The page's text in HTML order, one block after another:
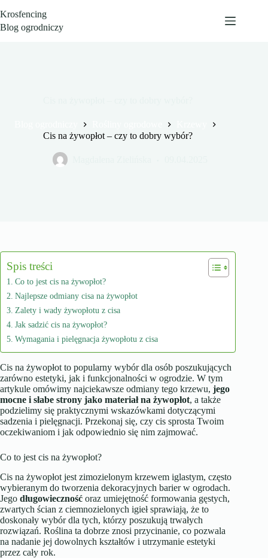
do
treści
Krosfencing
Blog ogrodniczy
Cis na żywopłot – czy to dobry wybór?
Spis treści
Co to jest cis na żywopłot?
Najlepsze odmiany cisa na żywopłot
Zalety i wady żywopłotu z cisa
Jak sadzić cis na żywopłot?
Wymagania i pielęgnacja żywopłotu z cisa
Cis na żywopłot to popularny wybór dla osób poszukujących
zarówno estetyki, jak i funkcjonalności w ogrodzie. W tym
artykule omówimy najciekawsze odmiany tego krzewu, jego
mocne i słabe strony jako materiał na żywopłot, a także
podzielimy się praktycznymi wskazówkami dotyczącymi
sadzenia i pielęgnacji. Przekonaj się, czy cis sprosta Twoim
oczekiwaniom i jak odpowiednio się nim zajmować.
Co to jest cis na żywopłot?
Cis na żywopłot jest zimozielonym krzewem iglastym, często
wybieranym do tworzenia dekoracyjnych barier w ogrodach.
Jego długowieczność oraz umiejętność formowania gęstych,
zwartych ścian z ciemnozielonych igieł sprawiają, że to
doskonały wybór dla tych, którzy poszukują trwałych
rozwiązań. Roślina ta dobrze znosi przycinanie, co pozwala
na nadanie jej dowolnych kształtów i utrzymanie estetyki
przez cały rok.